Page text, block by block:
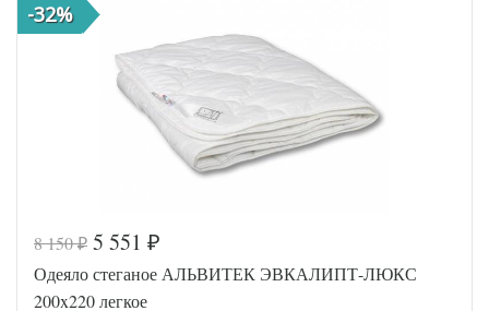
Код товара
Артикул
AL4607048005
-32%
8 150₽ 5 551 ₽
Одеяло стеганое АЛЬВИТЕК ЭВКАЛИПТ-ЛЮКС
200x220 легкое